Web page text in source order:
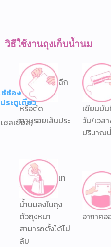
วิธีใช้งานถุงเก็บน้ำนม
ฉีก
หรือตัด
ตามรอยเส้นประ
เท
น้ำนมลงในถุง
ตัวถุงหนา
สามารถตั้งได้ไม่
ล้ม
เขียนบั
วัน/เวล
ปริมาณ
อากาศอ
ช่อง
ระตูเดียว
ซลเซียส)